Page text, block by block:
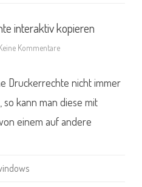
interaktiv kopieren
Kommentarezu
interaktiv
kopieren
Druckerrechte nicht immer
kann man diese mit
einem auf andere